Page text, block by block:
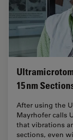
15 nm
After using the
Mayrhofer calls
that vibrations
sections, even